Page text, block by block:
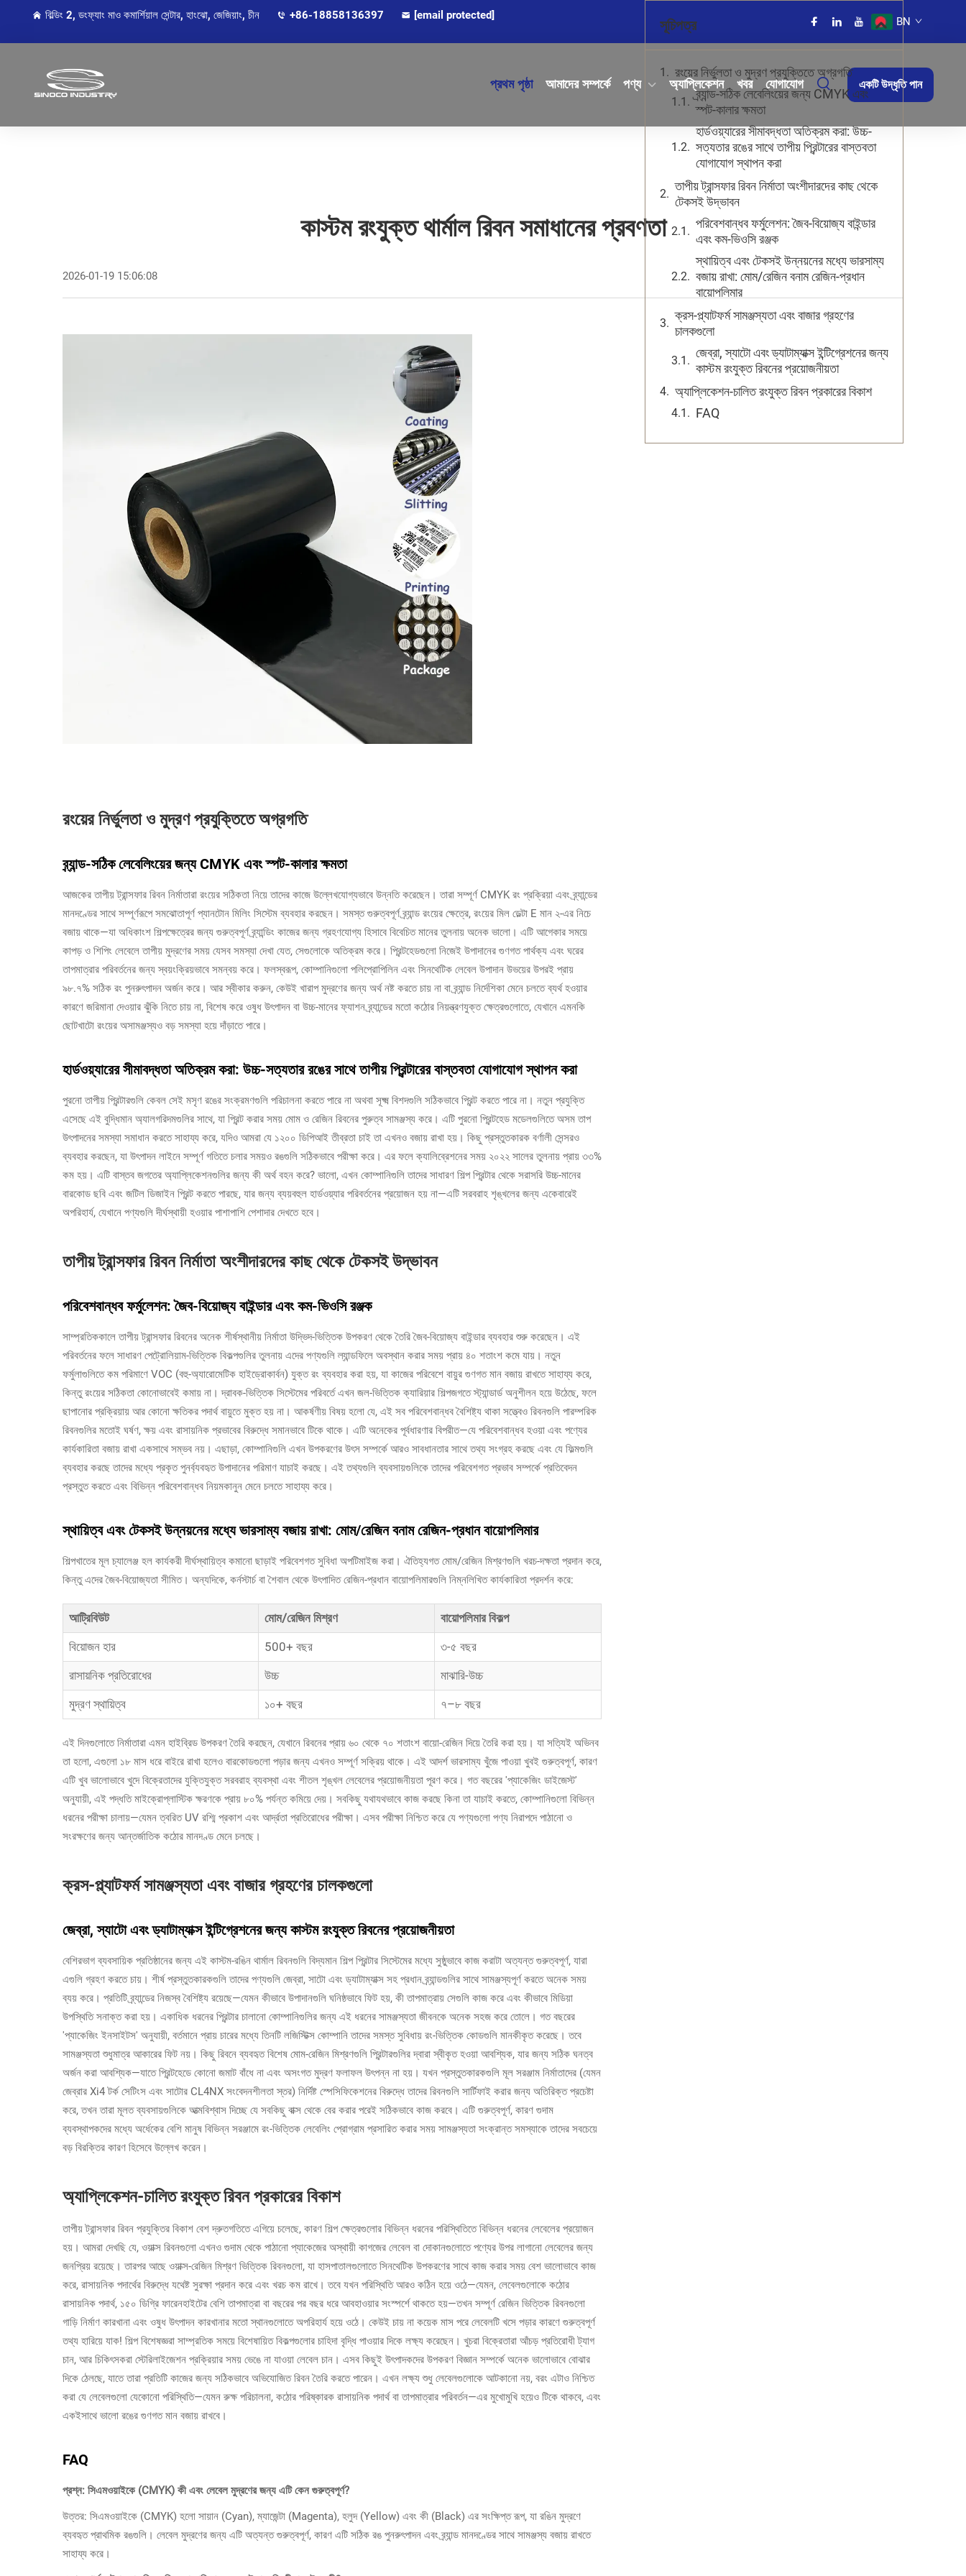
বিল্ডিং 2, ডংফ্যাং মাও কমার্শিয়াল সেন্টার, হাংঝো, জেজিয়াং, চীন +86-18858136397 [email protected] BN
প্রথম পৃষ্ঠা আমাদের সম্পর্কে পণ্য অ্যাপ্লিকেশন খবর যোগাযোগ একটি উদ্ধৃতি পান
কাস্টম রংযুক্ত থার্মাল রিবন সমাধানের প্রবণতা
2026-01-19 15:06:08
রংয়ের নির্ভুলতা ও মুদ্রণ প্রযুক্তিতে অগ্রগতি
ব্র্যান্ড-সঠিক লেবেলিংয়ের জন্য CMYK এবং স্পট-কালার ক্ষমতা
আজকের তাপীয় ট্রান্সফার রিবন নির্মাতারা রংয়ের সঠিকতা নিয়ে তাদের কাজে উল্লেখযোগ্যভাবে উন্নতি করেছেন। তারা সম্পূর্ণ CMYK রং প্রক্রিয়া এবং ব্র্যান্ডের
মানদণ্ডের সাথে সম্পূর্ণরূপে সমঝোতাপূর্ণ প্যানটোন মিলিং সিস্টেম ব্যবহার করছেন। সমস্ত গুরুত্বপূর্ণ ব্র্যান্ড রংয়ের ক্ষেত্রে, রংয়ের মিল ডেল্টা E মান ২-এর নিচে
বজায় থাকে—যা অধিকাংশ শিল্পক্ষেত্রের জন্য গুরুত্বপূর্ণ ব্র্যান্ডিং কাজের জন্য গ্রহণযোগ্য হিসাবে বিবেচিত মানের তুলনায় অনেক ভালো। এটি আগেকার সময়ে
কাপড় ও শিপিং লেবেলে তাপীয় মুদ্রণের সময় যেসব সমস্যা দেখা যেত, সেগুলোকে অতিক্রম করে। প্রিন্টহেডগুলো নিজেই উপাদানের গুণগত পার্থক্য এবং ঘরের
তাপমাত্রার পরিবর্তনের জন্য স্বয়ংক্রিয়ভাবে সমন্বয় করে। ফলস্বরূপ, কোম্পানিগুলো পলিপ্রোপিলিন এবং সিনথেটিক লেবেল উপাদান উভয়ের উপরই প্রায়
৯৮.৭% সঠিক রং পুনরুৎপাদন অর্জন করে। আর স্বীকার করুন, কেউই খারাপ মুদ্রণের জন্য অর্থ নষ্ট করতে চায় না বা ব্র্যান্ড নির্দেশিকা মেনে চলতে ব্যর্থ হওয়ার
কারণে জরিমানা দেওয়ার ঝুঁকি নিতে চায় না, বিশেষ করে ওষুধ উৎপাদন বা উচ্চ-মানের ফ্যাশন ব্র্যান্ডের মতো কঠোর নিয়ন্ত্রণযুক্ত ক্ষেত্রগুলোতে, যেখানে এমনকি
ছোটখাটো রংয়ের অসামঞ্জস্যও বড় সমস্যা হয়ে দাঁড়াতে পারে।
হার্ডওয়্যারের সীমাবদ্ধতা অতিক্রম করা: উচ্চ-সত্যতার রঙের সাথে তাপীয় প্রিন্টারের বাস্তবতা যোগাযোগ স্থাপন করা
পুরনো তাপীয় প্রিন্টারগুলি কেবল সেই মসৃণ রঙের সংক্রমণগুলি পরিচালনা করতে পারে না অথবা সূক্ষ্ম বিশদগুলি সঠিকভাবে প্রিন্ট করতে পারে না। নতুন প্রযুক্তি
এসেছে এই বুদ্ধিমান অ্যালগরিদমগুলির সাথে, যা প্রিন্ট করার সময় মোম ও রেজিন রিবনের পুরুত্ব সামঞ্জস্য করে। এটি পুরনো প্রিন্টহেড মডেলগুলিতে অসম তাপ
উৎপাদনের সমস্যা সমাধান করতে সাহায্য করে, যদিও আমরা যে ১২০০ ডিপিআই তীব্রতা চাই তা এখনও বজায় রাখা হয়। কিছু প্রস্তুতকারক বর্ণালী সেন্সরও
ব্যবহার করছেন, যা উৎপাদন লাইনে সম্পূর্ণ গতিতে চলার সময়ও রঙগুলি সঠিকভাবে পরীক্ষা করে। এর ফলে ক্যালিব্রেশনের সময় ২০২২ সালের তুলনায় প্রায় ৩৩%
কম হয়। এটি বাস্তব জগতের অ্যাপ্লিকেশনগুলির জন্য কী অর্থ বহন করে? ভালো, এখন কোম্পানিগুলি তাদের সাধারণ শিল্প প্রিন্টার থেকে সরাসরি উচ্চ-মানের
বারকোড ছবি এবং জটিল ডিজাইন প্রিন্ট করতে পারছে, যার জন্য ব্যয়বহুল হার্ডওয়্যার পরিবর্তনের প্রয়োজন হয় না—এটি সরবরাহ শৃঙ্খলের জন্য একেবারেই
অপরিহার্য, যেখানে পণ্যগুলি দীর্ঘস্থায়ী হওয়ার পাশাপাশি পেশাদার দেখতে হবে।
তাপীয় ট্রান্সফার রিবন নির্মাতা অংশীদারদের কাছ থেকে টেকসই উদ্ভাবন
পরিবেশবান্ধব ফর্মুলেশন: জৈব-বিয়োজ্য বাইন্ডার এবং কম-ভিওসি রঞ্জক
সাম্প্রতিককালে তাপীয় ট্রান্সফার রিবনের অনেক শীর্ষস্থানীয় নির্মাতা উদ্ভিদ-ভিত্তিক উপকরণ থেকে তৈরি জৈব-বিয়োজ্য বাইন্ডার ব্যবহার শুরু করেছেন। এই
পরিবর্তনের ফলে সাধারণ পেট্রোলিয়াম-ভিত্তিক বিকল্পগুলির তুলনায় এদের পণ্যগুলি ল্যান্ডফিলে অবস্থান করার সময় প্রায় ৪০ শতাংশ কমে যায়। নতুন
ফর্মুলাগুলিতে কম পরিমাণে VOC (বহু-অ্যারোমেটিক হাইড্রোকার্বন) যুক্ত রং ব্যবহার করা হয়, যা কাজের পরিবেশে বায়ুর গুণগত মান বজায় রাখতে সাহায্য করে,
কিন্তু রংয়ের সঠিকতা কোনোভাবেই কমায় না। দ্রাবক-ভিত্তিক সিস্টেমের পরিবর্তে এখন জল-ভিত্তিক ক্যারিয়ার শিল্পজগতে স্ট্যান্ডার্ড অনুশীলন হয়ে উঠেছে, ফলে
ছাপানোর প্রক্রিয়ায় আর কোনো ক্ষতিকর পদার্থ বায়ুতে মুক্ত হয় না। আকর্ষণীয় বিষয় হলো যে, এই সব পরিবেশবান্ধব বৈশিষ্ট্য থাকা সত্ত্বেও রিবনগুলি পারম্পরিক
রিবনগুলির মতোই ঘর্ষণ, ক্ষয় এবং রাসায়নিক প্রভাবের বিরুদ্ধে সমানভাবে টিকে থাকে। এটি অনেকের পূর্বধারণার বিপরীত—যে পরিবেশবান্ধব হওয়া এবং পণ্যের
কার্যকারিতা বজায় রাখা একসাথে সম্ভব নয়। এছাড়া, কোম্পানিগুলি এখন উপকরণের উৎস সম্পর্কে আরও সাবধানতার সাথে তথ্য সংগ্রহ করছে এবং যে ফিল্মগুলি
ব্যবহার করছে তাদের মধ্যে প্রকৃত পুনর্ব্যবহৃত উপাদানের পরিমাণ যাচাই করছে। এই তথ্যগুলি ব্যবসায়গুলিকে তাদের পরিবেশগত প্রভাব সম্পর্কে প্রতিবেদন
প্রস্তুত করতে এবং বিভিন্ন পরিবেশবান্ধব নিয়মকানুন মেনে চলতে সাহায্য করে।
স্থায়িত্ব এবং টেকসই উন্নয়নের মধ্যে ভারসাম্য বজায় রাখা: মোম/রেজিন বনাম রেজিন-প্রধান বায়োপলিমার
শিল্পখাতের মূল চ্যালেঞ্জ হল কার্যকরী দীর্ঘস্থায়িত্ব কমানো ছাড়াই পরিবেশগত সুবিধা অপটিমাইজ করা। ঐতিহ্যগত মোম/রেজিন মিশ্রণগুলি খরচ-দক্ষতা প্রদান করে,
কিন্তু এদের জৈব-বিয়োজ্যতা সীমিত। অন্যদিকে, কর্নস্টার্চ বা শৈবাল থেকে উৎপাদিত রেজিন-প্রধান বায়োপলিমারগুলি নিম্নলিখিত কার্যকারিতা প্রদর্শন করে:
আট্রিবিউট মোম/রেজিন মিশ্রণ
বায়োপলিমার বিকল্প
বিয়োজন হার
500+ বছর
৩-৫ বছর
রাসায়নিক প্রতিরোধের
উচ্চ
মাঝারি-উচ্চ
মুদ্রণ স্থায়িত্ব
১০+ বছর ৭–৮ বছর
এই দিনগুলোতে নির্মাতারা এমন হাইব্রিড উপকরণ তৈরি করছেন, যেখানে রিবনের প্রায় ৬০ থেকে ৭০ শতাংশ বায়ো-রেজিন দিয়ে তৈরি করা হয়। যা সত্যিই অভিনব
তা হলো, এগুলো ১৮ মাস ধরে বাইরে রাখা হলেও বারকোডগুলো পড়ার জন্য এখনও সম্পূর্ণ সক্রিয় থাকে। এই আদর্শ ভারসাম্য খুঁজে পাওয়া খুবই গুরুত্বপূর্ণ, কারণ
এটি খুব ভালোভাবে খুদে বিক্রেতাদের যুক্তিযুক্ত সরবরাহ ব্যবস্থা এবং শীতল শৃঙ্খল লেবেলের প্রয়োজনীয়তা পূরণ করে। গত বছরের 'প্যাকেজিং ডাইজেস্ট'
অনুযায়ী, এই পদ্ধতি মাইক্রোপ্লাস্টিক ক্ষরণকে প্রায় ৮০% পর্যন্ত কমিয়ে দেয়। সবকিছু যথাযথভাবে কাজ করছে কিনা তা যাচাই করতে, কোম্পানিগুলো বিভিন্ন
ধরনের পরীক্ষা চালায়—যেমন ত্বরিত UV রশ্মি প্রকাশ এবং আর্দ্রতা প্রতিরোধের পরীক্ষা। এসব পরীক্ষা নিশ্চিত করে যে পণ্যগুলো পণ্য নিরাপদে পাঠানো ও
সংরক্ষণের জন্য আন্তর্জাতিক কঠোর মানদণ্ড মেনে চলছে।
ক্রস-প্ল্যাটফর্ম সামঞ্জস্যতা এবং বাজার গ্রহণের চালকগুলো
জেব্রা, স্যাটো এবং ড্যাটাম্যাক্স ইন্টিগ্রেশনের জন্য কাস্টম রংযুক্ত রিবনের প্রয়োজনীয়তা
বেশিরভাগ ব্যবসায়িক প্রতিষ্ঠানের জন্য এই কাস্টম-রঙিন থার্মাল রিবনগুলি বিদ্যমান শিল্প প্রিন্টার সিস্টেমের মধ্যে সুষ্ঠুভাবে কাজ করাটা অত্যন্ত গুরুত্বপূর্ণ, যারা
এগুলি গ্রহণ করতে চায়। শীর্ষ প্রস্তুতকারকগুলি তাদের পণ্যগুলি জেব্রা, সাটো এবং ড্যাটাম্যাক্স সহ প্রধান ব্র্যান্ডগুলির সাথে সামঞ্জস্যপূর্ণ করতে অনেক সময়
ব্যয় করে। প্রতিটি ব্র্যান্ডের নিজস্ব বৈশিষ্ট্য রয়েছে—যেমন কীভাবে উপাদানগুলি ঘনিষ্ঠভাবে ফিট হয়, কী তাপমাত্রায় সেগুলি কাজ করে এবং কীভাবে মিডিয়া
উপস্থিতি সনাক্ত করা হয়। একাধিক ধরনের প্রিন্টার চালানো কোম্পানিগুলির জন্য এই ধরনের সামঞ্জস্যতা জীবনকে অনেক সহজ করে তোলে। গত বছরের
'প্যাকেজিং ইনসাইটস' অনুযায়ী, বর্তমানে প্রায় চারের মধ্যে তিনটি লজিস্টিক্স কোম্পানি তাদের সমস্ত সুবিধায় রং-ভিত্তিক কোডগুলি মানকীকৃত করেছে। তবে
সামঞ্জস্যতা শুধুমাত্র আকারের ফিট নয়। কিছু রিবনে ব্যবহৃত বিশেষ মোম-রেজিন মিশ্রণগুলি প্রিন্টারগুলির দ্বারা স্বীকৃত হওয়া আবশ্যিক, যার জন্য সঠিক ঘনত্ব
অর্জন করা আবশ্যিক—যাতে প্রিন্টহেডে কোনো জমাট বাঁধে না এবং অসংগত মুদ্রণ ফলাফল উৎপন্ন না হয়। যখন প্রস্তুতকারকগুলি মূল সরঞ্জাম নির্মাতাদের (যেমন
জেব্রার Xi4 টর্ক সেটিংস এবং সাটোর CL4NX সংবেদনশীলতা স্তর) নির্দিষ্ট স্পেসিফিকেশনের বিরুদ্ধে তাদের রিবনগুলি সার্টিফাই করার জন্য অতিরিক্ত প্রচেষ্টা
করে, তখন তারা মূলত ব্যবসায়গুলিকে আত্মবিশ্বাস দিচ্ছে যে সবকিছু বাক্স থেকে বের করার পরেই সঠিকভাবে কাজ করবে। এটি গুরুত্বপূর্ণ, কারণ গুদাম
ব্যবস্থাপকদের মধ্যে অর্ধেকের বেশি মানুষ বিভিন্ন সরঞ্জামে রং-ভিত্তিক লেবেলিং প্রোগ্রাম প্রসারিত করার সময় সামঞ্জস্যতা সংক্রান্ত সমস্যাকে তাদের সবচেয়ে
বড় বিরক্তির কারণ হিসেবে উল্লেখ করেন।
অ্যাপ্লিকেশন-চালিত রংযুক্ত রিবন প্রকারের বিকাশ
তাপীয় ট্রান্সফার রিবন প্রযুক্তির বিকাশ বেশ দ্রুতগতিতে এগিয়ে চলেছে, কারণ শিল্প ক্ষেত্রগুলোর বিভিন্ন ধরনের পরিস্থিতিতে বিভিন্ন ধরনের লেবেলের প্রয়োজন
হয়। আমরা দেখছি যে, ওয়াক্স রিবনগুলো এখনও গুদাম থেকে পাঠানো প্যাকেজের অস্থায়ী কাগজের লেবেল বা দোকানগুলোতে পণ্যের উপর লাগানো লেবেলের জন্য
জনপ্রিয় রয়েছে। তারপর আছে ওয়াক্স-রেজিন মিশ্রণ ভিত্তিক রিবনগুলো, যা হাসপাতালগুলোতে সিনথেটিক উপকরণের সাথে কাজ করার সময় বেশ ভালোভাবে কাজ
করে, রাসায়নিক পদার্থের বিরুদ্ধে যথেষ্ট সুরক্ষা প্রদান করে এবং খরচ কম রাখে। তবে যখন পরিস্থিতি আরও কঠিন হয়ে ওঠে—যেমন, লেবেলগুলোকে কঠোর
রাসায়নিক পদার্থ, ১৫০ ডিগ্রি ফারেনহাইটের বেশি তাপমাত্রা বা বছরের পর বছর ধরে আবহাওয়ার সংস্পর্শে থাকতে হয়—তখন সম্পূর্ণ রেজিন ভিত্তিক রিবনগুলো
গাড়ি নির্মাণ কারখানা এবং ওষুধ উৎপাদন কারখানার মতো স্থানগুলোতে অপরিহার্য হয়ে ওঠে। কেউই চায় না কয়েক মাস পরে লেবেলটি খসে পড়ার কারণে গুরুত্বপূর্ণ
তথ্য হারিয়ে যাক! শিল্প বিশেষজ্ঞরা সাম্প্রতিক সময়ে বিশেষায়িত বিকল্পগুলোর চাহিদা বৃদ্ধি পাওয়ার দিকে লক্ষ্য করেছেন। খুচরা বিক্রেতারা আঁচড় প্রতিরোধী ট্যাগ
চান, আর চিকিৎসকরা স্টেরিলাইজেশন প্রক্রিয়ার সময় ভেঙে না যাওয়া লেবেল চান। এসব কিছুই উৎপাদকদের উপকরণ বিজ্ঞান সম্পর্কে অনেক ভালোভাবে বোঝার
দিকে ঠেলছে, যাতে তারা প্রতিটি কাজের জন্য সঠিকভাবে অভিযোজিত রিবন তৈরি করতে পারেন। এখন লক্ষ্য শুধু লেবেলগুলোকে আটকানো নয়, বরং এটাও নিশ্চিত
করা যে লেবেলগুলো যেকোনো পরিস্থিতি—যেমন রুক্ষ পরিচালনা, কঠোর পরিষ্কারক রাসায়নিক পদার্থ বা তাপমাত্রার পরিবর্তন—এর মুখোমুখি হয়েও টিকে থাকবে, এবং
একইসাথে ভালো রঙের গুণগত মান বজায় রাখবে।
FAQ
প্রশ্ন: সিএমওয়াইকে (CMYK) কী এবং লেবেল মুদ্রণের জন্য এটি কেন গুরুত্বপূর্ণ?
উত্তর: সিএমওয়াইকে (CMYK) হলো সায়ান (Cyan), ম্যাজেন্টা (Magenta), হলুদ (Yellow) এবং কী (Black) এর সংক্ষিপ্ত রূপ, যা রঙিন মুদ্রণে
ব্যবহৃত প্রাথমিক রঙগুলি। লেবেল মুদ্রণের জন্য এটি অত্যন্ত গুরুত্বপূর্ণ, কারণ এটি সঠিক রঙ পুনরুৎপাদন এবং ব্র্যান্ড মানদণ্ডের সাথে সামঞ্জস্য বজায় রাখতে
সাহায্য করে।
সূচিপত্র
রংয়ের নির্ভুলতা ও মুদ্রণ প্রযুক্তিতে অগ্রগতি
ব্র্যান্ড-সঠিক লেবেলিংয়ের জন্য CMYK এবং
স্পট-কালার ক্ষমতা
হার্ডওয়্যারের সীমাবদ্ধতা অতিক্রম করা: উচ্চ-
সত্যতার রঙের সাথে তাপীয় প্রিন্টারের বাস্তবতা
যোগাযোগ স্থাপন করা
তাপীয় ট্রান্সফার রিবন নির্মাতা অংশীদারদের কাছ থেকে
টেকসই উদ্ভাবন
পরিবেশবান্ধব ফর্মুলেশন: জৈব-বিয়োজ্য বাইন্ডার
এবং কম-ভিওসি রঞ্জক
স্থায়িত্ব এবং টেকসই উন্নয়নের মধ্যে ভারসাম্য
বজায় রাখা: মোম/রেজিন বনাম রেজিন-প্রধান
বায়োপলিমার
ক্রস-প্ল্যাটফর্ম সামঞ্জস্যতা এবং বাজার গ্রহণের
চালকগুলো
জেব্রা, স্যাটো এবং ড্যাটাম্যাক্স ইন্টিগ্রেশনের জন্য
কাস্টম রংযুক্ত রিবনের প্রয়োজনীয়তা
অ্যাপ্লিকেশন-চালিত রংযুক্ত রিবন প্রকারের বিকাশ
FAQ